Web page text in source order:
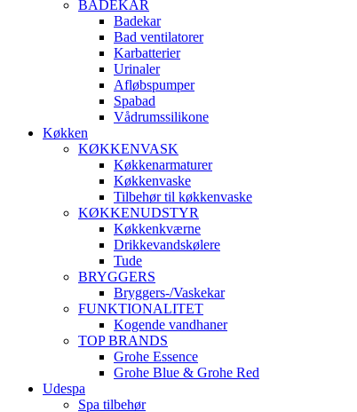
BADEKAR
Badekar
Bad ventilatorer
Karbatterier
Urinaler
Afløbspumper
Spabad
Vådrumssilikone
Køkken
KØKKENVASK
Køkkenarmaturer
Køkkenvaske
Tilbehør til køkkenvaske
KØKKENUDSTYR
Køkkenkværne
Drikkevandskølere
Tude
BRYGGERS
Bryggers-/Vaskekar
FUNKTIONALITET
Kogende vandhaner
TOP BRANDS
Grohe Essence
Grohe Blue & Grohe Red
Udespa
Spa tilbehør